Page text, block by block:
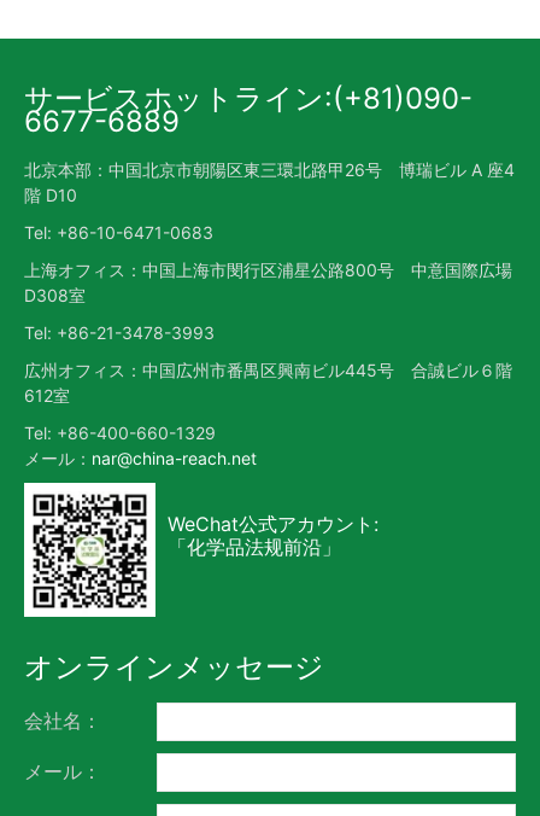
サービスホットライン:(+81)090-
6677-6889
北京本部：中国北京市朝陽区東三環北路甲26号 博瑞ビル A 座4
階 D10
Tel: +86-10-6471-0683
上海オフィス：中国上海市閔行区浦星公路800号 中意国際広場
D308室
Tel: +86-21-3478-3993
広州オフィス：中国広州市番禺区興南ビル445号 合誠ビル６階
612室
Tel: +86-400-660-1329
メール： nar@china-reach.net
WeChat公式アカウント:
「化学品法规前沿」
オンラインメッセージ
会社名：
メール：